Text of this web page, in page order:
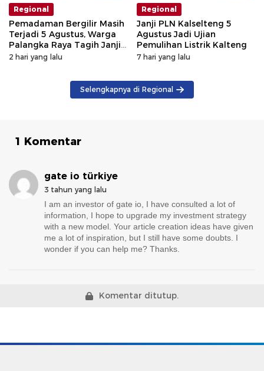
Regional
Pemadaman Bergilir Masih
Terjadi 5 Agustus, Warga
Palangka Raya Tagih Janji
GM PLN Kaltengsel
2 hari yang lalu
Regional
Janji PLN Kalselteng 5
Agustus Jadi Ujian
Pemulihan Listrik Kalteng
7 hari yang lalu
Selengkapnya di Regional
1 Komentar
gate io türkiye
3 tahun yang lalu
I am an investor of gate io, I have consulted a lot of
information, I hope to upgrade my investment strategy
with a new model. Your article creation ideas have given
me a lot of inspiration, but I still have some doubts. I
wonder if you can help me? Thanks.
Komentar ditutup.